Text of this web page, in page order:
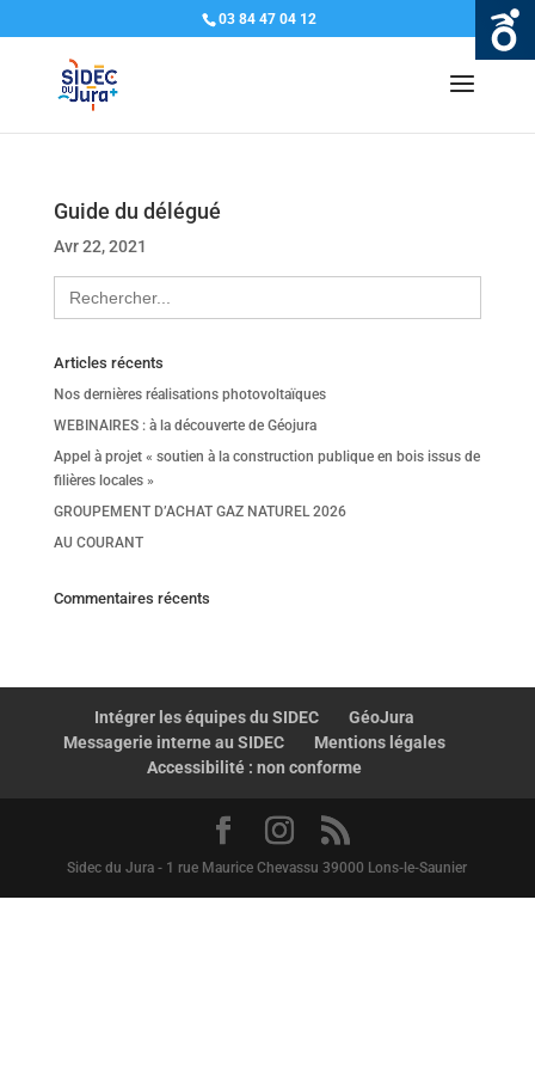
03 84 47 04 12
Guide du délégué
Avr 22, 2021
Search
for:
Articles récents
Nos dernières réalisations photovoltaïques
WEBINAIRES : à la découverte de Géojura
Appel à projet « soutien à la construction publique en bois issus de
filières locales »
GROUPEMENT D’ACHAT GAZ NATUREL 2026
AU COURANT
Commentaires récents
Intégrer les équipes du SIDEC
GéoJura
Messagerie interne au SIDEC
Mentions légales
Accessibilité : non conforme
Sidec du Jura - 1 rue Maurice Chevassu 39000 Lons-le-Saunier